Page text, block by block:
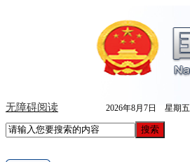
无障碍阅读 2026年8月7日 星期五